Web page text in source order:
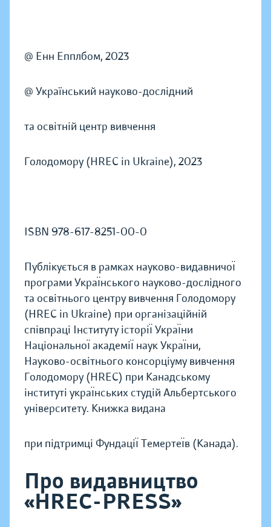
@ Енн Епплбом, 2023
@ Український науково-дослідний
та освітній центр вивчення
Голодомору (HREC in Ukraine), 2023
ISBN 978-617-8251-00-0
Публікується в рамках науково-видавничоı̈
програми Украı̈нського науково-дослідного
та освітнього центру вивчення Голодомору
(HREC in Ukraine) при організаційній
співпраці Інституту історіı̈ Украı̈ни
Національноı̈ академіı̈ наук Украı̈ни,
Науково-освітнього консорціуму вивчення
Голодомору (HREC) при Канадському
інституті украı̈нських студій Альбертського
університету. Книжка видана
при підтримці Фундаціı̈ Темертеı̈в (Канада).
Про видавництво
«HREC-PRESS»